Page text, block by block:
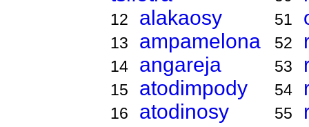
12 alakaosy
13 ampamelona
14 angareja
15 atodimpody
16 atodinosy
51
52
53
54
55